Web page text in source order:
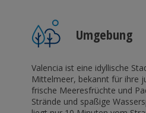
Umgebung
Valencia ist eine idyllische
Mittelmeer, bekannt für ihre
frische Meeresfrüchte und
Strände und spaßige